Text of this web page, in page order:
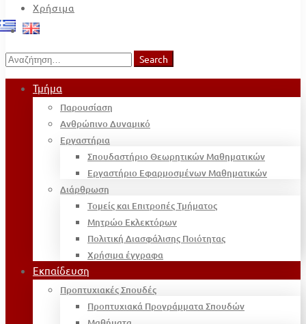
Χρήσιμα
Search
for:
Search
Τμήμα
Παρουσίαση
Ανθρώπινο Δυναμικό
Εργαστήρια
Σπουδαστήριο Θεωρητικών Μαθηματικών
Εργαστήριο Εφαρμοσμένων Μαθηματικών
Διάρθρωση
Τομείς και Επιτροπές Τμήματος
Μητρώο Εκλεκτόρων
Πολιτική Διασφάλισης Ποιότητας
Χρήσιμα έγγραφα
Εκπαίδευση
Προπτυχιακές Σπουδές
Προπτυχιακά Προγράμματα Σπουδών